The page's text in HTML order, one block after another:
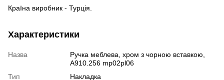
Країна виробник - Турція.
Характеристики
Назва
Ручка меблева, хром з чорною вставкою,
A910.256 mp02pl06
Тип
Накладка